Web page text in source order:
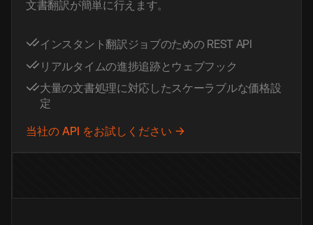
文書翻訳が簡単に行えます。
インスタント翻訳ジョブのための REST API
リアルタイムの進捗追跡とウェブフック
大量の文書処理に対応したスケーラブルな価格設
定
当社の API をお試しください →